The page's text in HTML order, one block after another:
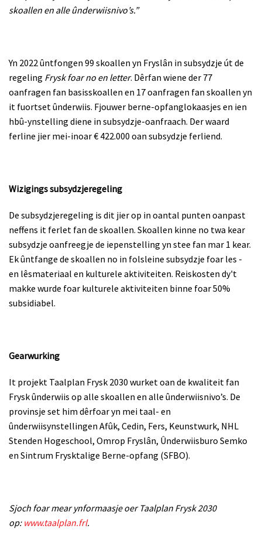
skoallen en alle ûnderwiisnivo’s.”
Yn 2022 ûntfongen 99 skoallen yn Fryslân in subsydzje út de
regeling Frysk foar no en letter. Dêrfan wiene der 77
oanfragen fan basisskoallen en 17 oanfragen fan skoallen yn
it fuortset ûnderwiis. Fjouwer berne-opfanglokaasjes en ien
hbû-ynstelling diene in subsydzje-oanfraach. Der waard
ferline jier mei-inoar € 422.000 oan subsydzje ferliend.
Wizigings subsydzjeregeling
De subsydzjeregeling is dit jier op in oantal punten oanpast
neffens it ferlet fan de skoallen. Skoallen kinne no twa kear
subsydzje oanfreegje de iepenstelling yn stee fan mar 1 kear.
Ek ûntfange de skoallen no in folsleine subsydzje foar les -
en lêsmateriaal en kulturele aktiviteiten. Reiskosten dy't
makke wurde foar kulturele aktiviteiten binne foar 50%
subsidiabel.
Gearwurking
It projekt Taalplan Frysk 2030 wurket oan de kwaliteit fan
Frysk ûnderwiis op alle skoallen en alle ûnderwiisnivo’s. De
provinsje set him dêrfoar yn mei taal- en
ûnderwiisynstellingen Afûk, Cedin, Fers, Keunstwurk, NHL
Stenden Hogeschool, Omrop Fryslân, Ûnderwiisburo Semko
en Sintrum Frysktalige Berne-opfang (SFBO).
Sjoch foar mear ynformaasje oer Taalplan Frysk 2030
op: www.taalplan.frl.